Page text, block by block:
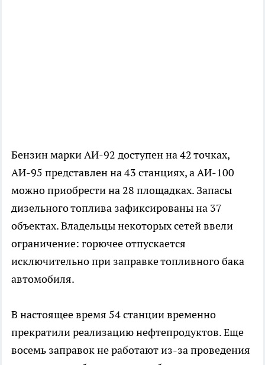
Бензин марки АИ-92 доступен на 42 точках,
АИ-95 представлен на 43 станциях, а АИ-100
можно приобрести на 28 площадках. Запасы
дизельного топлива зафиксированы на 37
объектах. Владельцы некоторых сетей ввели
ограничение: горючее отпускается
исключительно при заправке топливного бака
автомобиля.
В настоящее время 54 станции временно
прекратили реализацию нефтепродуктов. Еще
восемь заправок не работают из-за проведения